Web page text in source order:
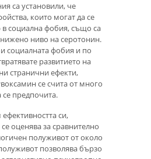
са установили, че
които могат да се
социална фобия, също са
ниво на серотонин.
социалната фобия и по
развитието на
странични ефекти,
се счита от много
предпочита.
си,
оценява за сравнително
полуживот от около
позволява бързо